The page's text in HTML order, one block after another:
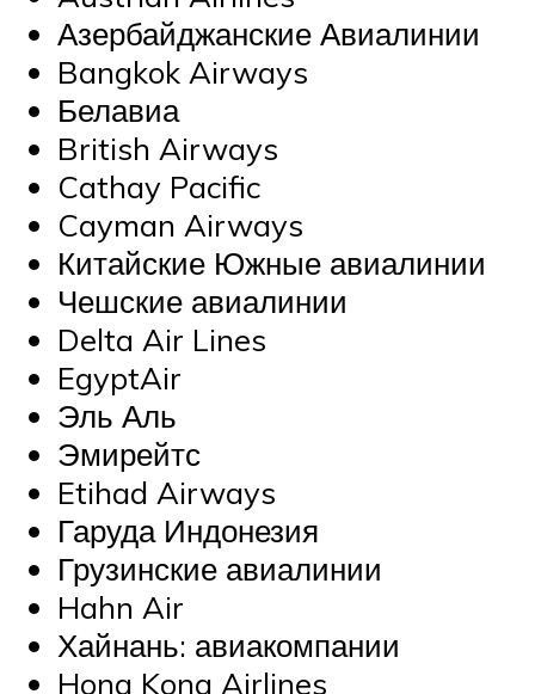
Азербайджанские Авиалинии
Bangkok Airways
Белавиа
British Airways
Cathay Pacific
Cayman Airways
Китайские Южные авиалинии
Чешские авиалинии
Delta Air Lines
EgyptAir
Эль Аль
Эмирейтс
Etihad Airways
Гаруда Индонезия
Грузинские авиалинии
Hahn Air
Хайнань: авиакомпании
Hong Kong Airlines